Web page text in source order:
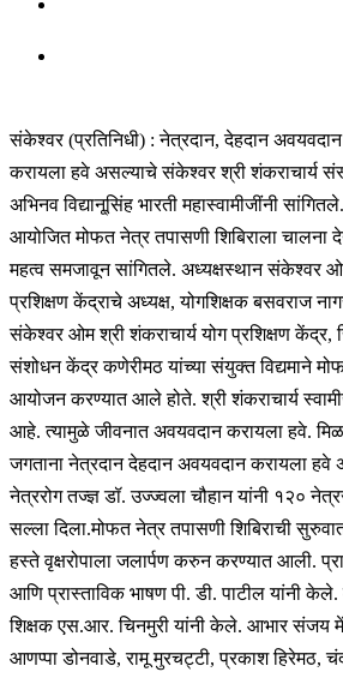
संकेश्वर (प्रतिनिधी) : नेत्रदान, देहदान
करायला हवे असल्याचे संकेश्वर श्री शंकराचार्य
अभिनव विद्यानू्सिंह भारती महास्वामीजींनी
आयोजित मोफत नेत्र तपासणी शिबिराला चालना
महत्व समजावून सांगितले. अध्यक्षस्थान संकेश्वर
प्रशिक्षण केंद्राचे अध्यक्ष, योगशिक्षक बसवराज
संकेश्वर ओम श्री शंकराचार्य योग प्रशिक्षण केंद्र,
संशोधन केंद्र कणेरीमठ यांच्या संयुक्त विद्यमाने
आयोजन करण्यात आले होते. श्री शंकराचार्य
आहे. त्यामुळे जीवनात अवयवदान करायला हवे.
जगताना नेत्रदान देहदान अवयवदान करायला हवे
नेत्ररोग तज्ज्ञ डॉ. उज्ज्वला चौहान यांनी १२०
सल्ला दिला.मोफत नेत्र तपासणी शिबिराची
हस्ते वृक्षरोपाला जलार्पण करुन करण्यात आली.
आणि प्रास्ताविक भाषण पी. डी. पाटील यांनी
शिक्षक एस.आर. चिनमुरी यांनी केले. आभार संजय
आणप्पा डोनवाडे, रामू मुरचट्टी, प्रकाश हिरेमठ,